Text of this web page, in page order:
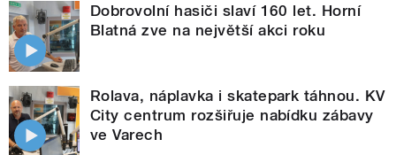
Dobrovolní hasiči slaví 160 let. Horní
Blatná zve na největší akci roku
Rolava, náplavka i skatepark táhnou. KV
City centrum rozšiřuje nabídku zábavy
ve Varech